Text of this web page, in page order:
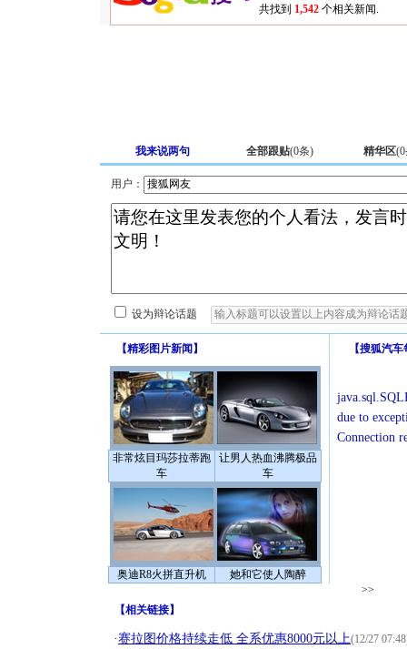
共找到 1,542 个相关新闻.
我来说两句 全部跟贴(0条) 精华区(0
用户：
设为辩论话题
【精彩图片新闻 】
非常炫目玛莎拉蒂跑
车
让男人热血沸腾极品
车
奥迪R8火拼直升机 她和它使人陶醉
【搜狐汽车
due to
Connection
>>
【相关链接】
·赛拉图价格持续走低 全系优惠8000元以上(12/27